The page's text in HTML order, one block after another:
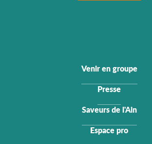
Venir en groupe
Presse
Saveurs de l'Ain
Espace pro